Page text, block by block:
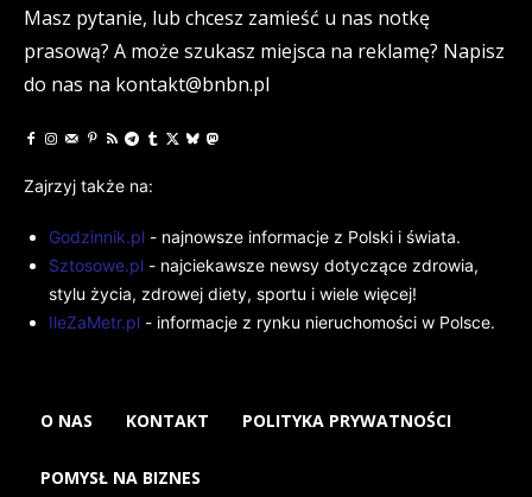
Masz pytanie, lub chcesz zamieść u nas notkę
prasową? A może szukasz miejsca na reklamę? Napisz
do nas na kontakt@bnbn.pl
Zajrzyj także na:
Godzinnik.pl - najnowsze informacje z Polski i świata.
Sztosowe.pl - najciekawsze newsy dotyczące zdrowia,
stylu życia, zdrowej diety, sportu i wiele więcej!
IleZaMetr.pl - informacje z rynku nieruchomości w Polsce.
O NAS KONTAKT POLITYKA PRYWATNOŚCI
POMYSŁ NA BIZNES